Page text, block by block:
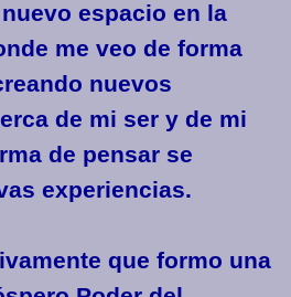
espacio en la
me veo de forma
nuevos
de mi ser y de mi
de pensar se
experiencias.
que formo una